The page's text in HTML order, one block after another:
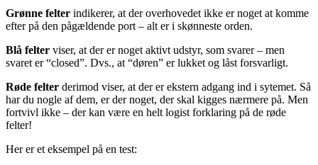
Grønne felter indikerer, at der overhovedet ikke er noget at komme
efter på den pågældende port – alt er i skønneste orden.
Blå felter viser, at der er noget aktivt udstyr, som svarer – men
svaret er “closed”. Dvs., at “døren” er lukket og låst forsvarligt.
Røde felter derimod viser, at der er ekstern adgang ind i sytemet. Så
har du nogle af dem, er der noget, der skal kigges nærmere på. Men
fortvivl ikke – der kan være en helt logist forklaring på de røde
felter!
Her er et eksempel på en test: